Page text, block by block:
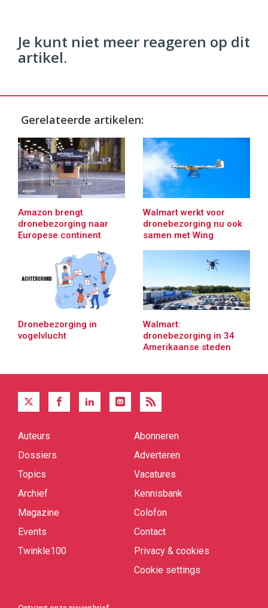
Je kunt niet meer reageren op dit
artikel.
Gerelateerde artikelen:
Amazon brengt
dronebezorging naar
Europese continent
Walmart werkt voor
dronebezorging nu ook
samen met Wing
Dronebezorging in
vogelvlucht
Walmart:
dronebezorging in 34
Amerikaanse steden
Quick
Auteurs
Dossiers
Topics
Archief
Magazine
Events
Twinkle100
Abonneren
Adverteren
Vacatures
Kennisbank
Colofon
Contact
Privacy & cookies
Cookie settings